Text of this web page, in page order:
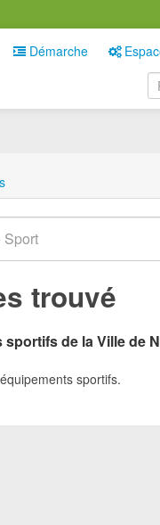
Démarche
trouvé
de la Ville de
sportifs.